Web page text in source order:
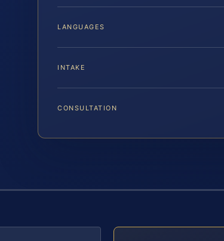
LANGUAGES
INTAKE
CONSULTATION